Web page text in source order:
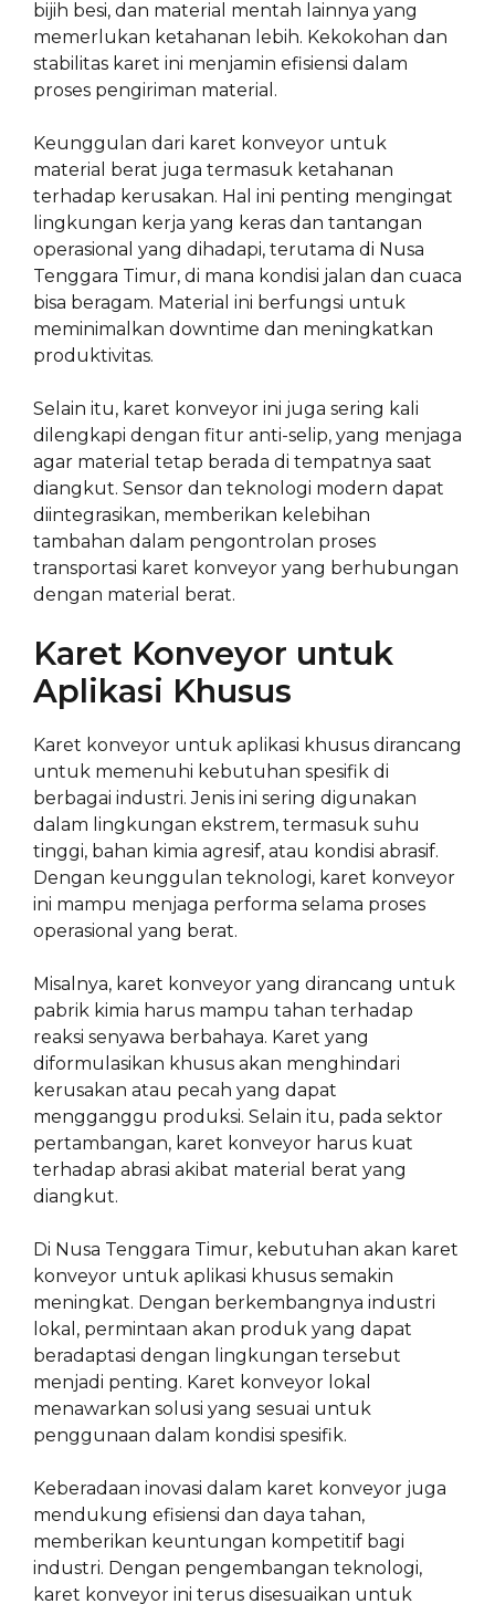
bijih besi, dan material mentah lainnya yang
memerlukan ketahanan lebih. Kekokohan dan
stabilitas karet ini menjamin efisiensi dalam
proses pengiriman material.
Keunggulan dari karet konveyor untuk
material berat juga termasuk ketahanan
terhadap kerusakan. Hal ini penting mengingat
lingkungan kerja yang keras dan tantangan
operasional yang dihadapi, terutama di Nusa
Tenggara Timur, di mana kondisi jalan dan cuaca
bisa beragam. Material ini berfungsi untuk
meminimalkan downtime dan meningkatkan
produktivitas.
Selain itu, karet konveyor ini juga sering kali
dilengkapi dengan fitur anti-selip, yang menjaga
agar material tetap berada di tempatnya saat
diangkut. Sensor dan teknologi modern dapat
diintegrasikan, memberikan kelebihan
tambahan dalam pengontrolan proses
transportasi karet konveyor yang berhubungan
dengan material berat.
Karet Konveyor untuk
Aplikasi Khusus
Karet konveyor untuk aplikasi khusus dirancang
untuk memenuhi kebutuhan spesifik di
berbagai industri. Jenis ini sering digunakan
dalam lingkungan ekstrem, termasuk suhu
tinggi, bahan kimia agresif, atau kondisi abrasif.
Dengan keunggulan teknologi, karet konveyor
ini mampu menjaga performa selama proses
operasional yang berat.
Misalnya, karet konveyor yang dirancang untuk
pabrik kimia harus mampu tahan terhadap
reaksi senyawa berbahaya. Karet yang
diformulasikan khusus akan menghindari
kerusakan atau pecah yang dapat
mengganggu produksi. Selain itu, pada sektor
pertambangan, karet konveyor harus kuat
terhadap abrasi akibat material berat yang
diangkut.
Di Nusa Tenggara Timur, kebutuhan akan karet
konveyor untuk aplikasi khusus semakin
meningkat. Dengan berkembangnya industri
lokal, permintaan akan produk yang dapat
beradaptasi dengan lingkungan tersebut
menjadi penting. Karet konveyor lokal
menawarkan solusi yang sesuai untuk
penggunaan dalam kondisi spesifik.
Keberadaan inovasi dalam karet konveyor juga
mendukung efisiensi dan daya tahan,
memberikan keuntungan kompetitif bagi
industri. Dengan pengembangan teknologi,
karet konveyor ini terus disesuaikan untuk